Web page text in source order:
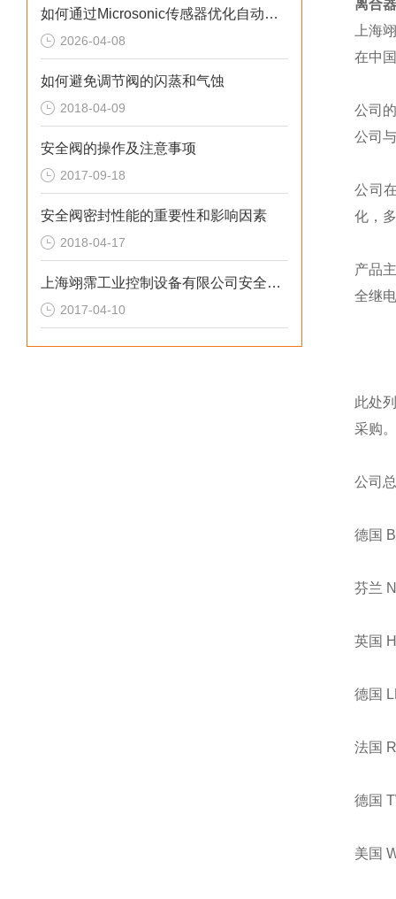
如何通过Microsonic传感器优化自动化流程？
2026-04-08
如何避免调节阀的闪蒸和气蚀
2018-04-09
安全阀的操作及注意事项
2017-09-18
安全阀密封性能的重要性和影响因素
2018-04-17
上海翊霈工业控制设备有限公司安全阀技术资料（2）
2017-04-10
离合
上海
在中
公司
公司
公司
化，
产品
全继
此处
采购。
公司
德国
芬兰
英国
德国
法国
德国
美国